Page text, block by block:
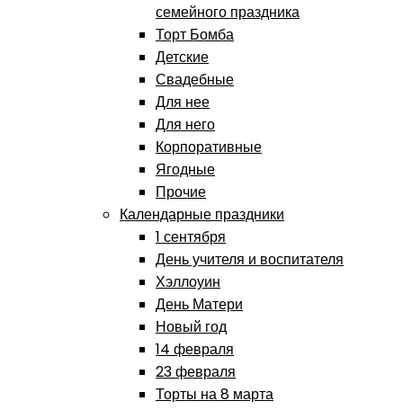
семейного праздника
Торт Бомба
Детские
Свадебные
Для нее
Для него
Корпоративные
Ягодные
Прочие
Календарные праздники
1 сентября
День учителя и воспитателя
Хэллоуин
День Матери
Новый год
14 февраля
23 февраля
Торты на 8 марта